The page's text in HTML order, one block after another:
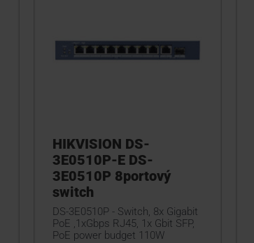
HIKVISION DS-
3E0510P-E DS-
3E0510P 8portový
switch
DS-3E0510P - Switch, 8x Gigabit
PoE ,1xGbps RJ45, 1x Gbit SFP,
PoE power budget 110W